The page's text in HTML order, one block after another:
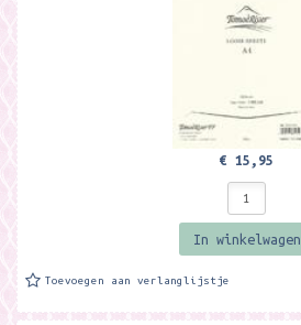
€ 15,95
In winkelwagen
Toevoegen aan verlanglijstje